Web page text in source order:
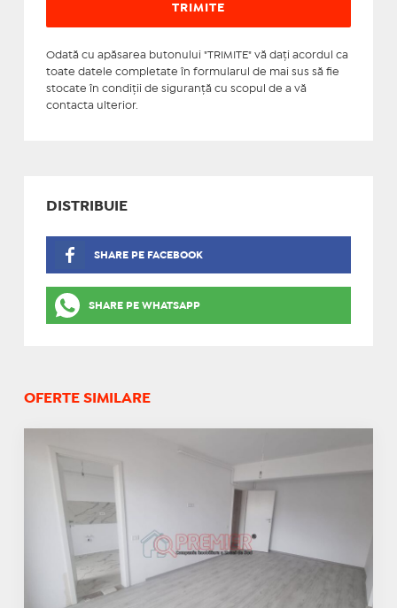
Odată cu apăsarea butonului "TRIMITE" vă daţi acordul ca
toate datele completate în formularul de mai sus să fie
stocate în condiţii de siguranţă cu scopul de a vă
contacta ulterior.
DISTRIBUIE
SHARE PE FACEBOOK
SHARE PE WHATSAPP
OFERTE SIMILARE